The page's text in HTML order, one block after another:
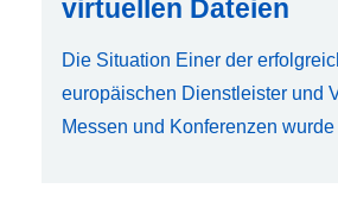
virtuellen Dateien
Die Situation Einer der
europäischen Dienstleister und
Messen und Konferenzen wurde